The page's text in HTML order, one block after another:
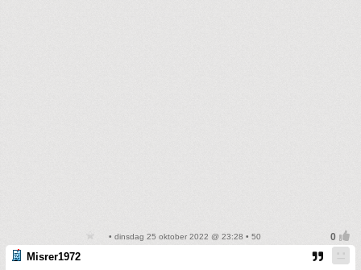
• dinsdag 25 oktober 2022 @ 23:28 • 50
Misrer1972